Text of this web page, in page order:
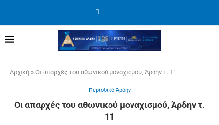
Αρχική » Οι απαρχές του αθωνικού μοναχισμού, Άρδην τ. 11
Περιοδικό Άρδην
Οι απαρχές του αθωνικού μοναχισμού, Άρδην τ.
11